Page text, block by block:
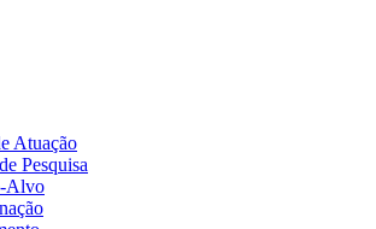
Atuação
Pesquisa
Alvo